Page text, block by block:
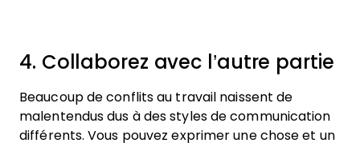
4. Collaborez avec l’autre partie
Beaucoup de conflits au travail naissent de
malentendus dus à des styles de communication
différents. Vous pouvez exprimer une chose et un